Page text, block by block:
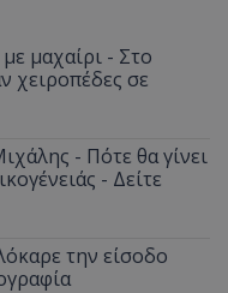
μαχαίρι - Στο
χειροπέδες σε
- Πότε θα γίνει
- Δείτε
την είσοδο